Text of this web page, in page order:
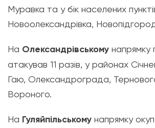
Муравка та у бік населених
Новоолександрівка,
На Олександрівському напрямку
атакував 11 разів, у районах
Гаю, Олександрограда,
Вороного.
На Гуляйпільському напрямку